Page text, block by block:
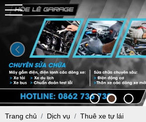
Trang chủ Dịch vụ
Thuê xe tự lái